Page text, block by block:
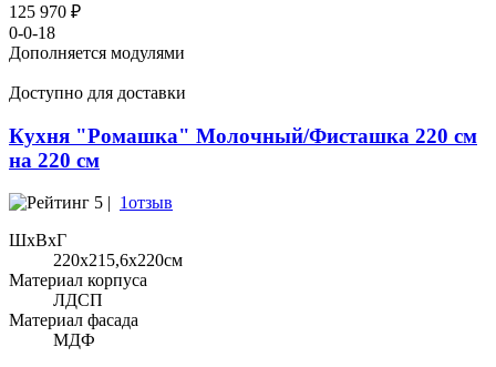
125 970 ₽
0-0-18
Дополняется модулями
Доступно для доставки
Кухня "Ромашка" Молочный/Фисташка 220 см
на 220 см
5 | 1отзыв
ШхВхГ
220x215,6х220см
Материал корпуса
ЛДСП
Материал фасада
МДФ